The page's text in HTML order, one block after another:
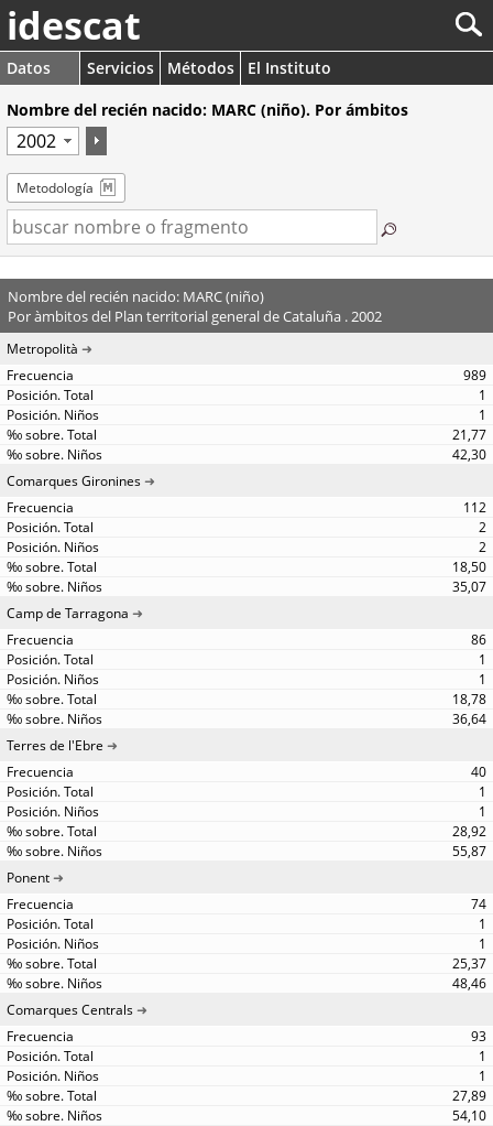
idescat
Datos Servicios Métodos
El Instituto
Nombre del recién nacido: MARC (niño). Por ámbitos
Metodología
Nombre del recién nacido: MARC (niño)
Por àmbitos del Plan territorial general de Cataluña . 2002
Metropolità
989
1
1
21,77
42,30
Comarques Gironines
112
2
2
18,50
35,07
Camp de Tarragona
86
1
1
18,78
36,64
Terres de l'Ebre
40
1
1
28,92
55,87
Ponent
74
1
1
25,37
48,46
Comarques Centrals
93
1
1
27,89
54,10